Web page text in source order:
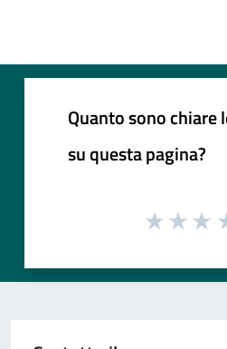
Quanto sono
su questa pagina?